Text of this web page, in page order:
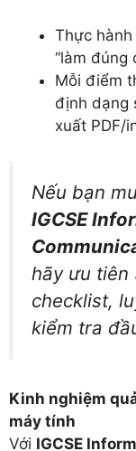
Thực hành
“làm đúng
Mỗi điểm
định dạng
xuất PDF/
Nếu bạn
IGCSE
hãy ưu tiên
checklist,
kiểm tra
Kinh nghiệm
máy tính
Với IGCSE